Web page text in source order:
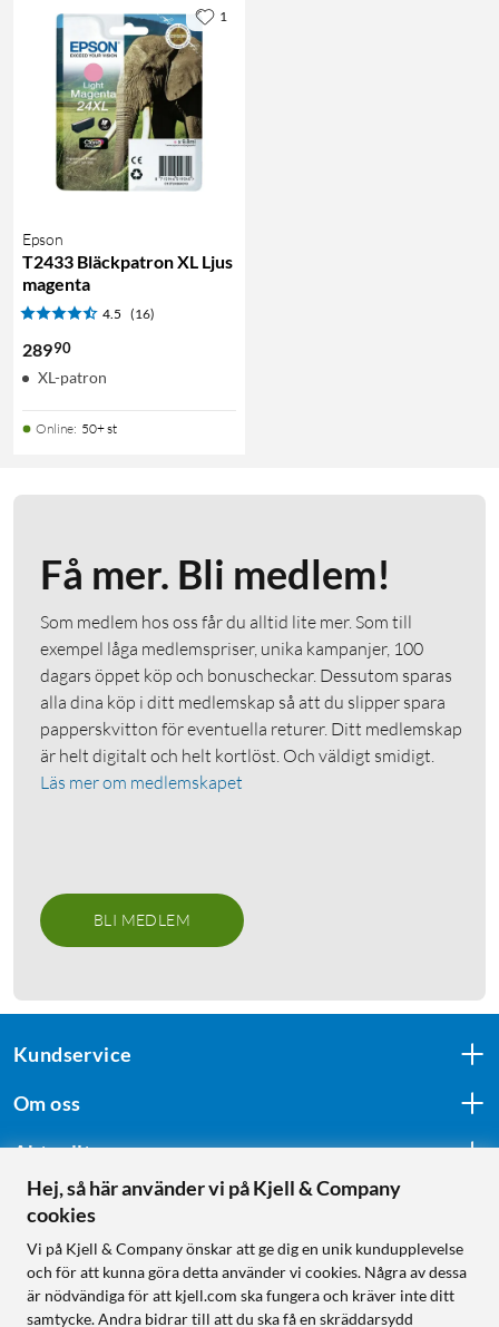
Epson
T2433 Bläckpatron XL Ljus
magenta
4.5 (16)
28990
XL-patron
Online: 50+ st
1
Få mer. Bli medlem!
Som medlem hos oss får du alltid lite mer. Som till
exempel låga medlemspriser, unika kampanjer, 100
dagars öppet köp och bonuscheckar. Dessutom sparas
alla dina köp i ditt medlemskap så att du slipper spara
papperskvitton för eventuella returer. Ditt medlemskap
är helt digitalt och helt kortlöst. Och väldigt smidigt.
Läs mer om medlemskapet
BLI MEDLEM
Kundservice
Om oss
Aktuellt
Följ oss
Hej, så här använder vi på Kjell & Company
cookies
Vi på Kjell & Company önskar att ge dig en unik kundupplevelse
och för att kunna göra detta använder vi cookies. Några av dessa
är nödvändiga för att kjell.com ska fungera och kräver inte ditt
samtycke. Andra bidrar till att du ska få en skräddarsydd